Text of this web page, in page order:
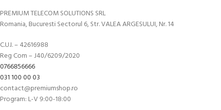
PREMIUM TELECOM SOLUTIONS SRL
Romania, Bucuresti Sectorul 6, Str. VALEA ARGESULUI, Nr. 14
C.U.I. – 42616988
Reg Com – J40/6209/2020
0766856666
031 100 00 03
contact@premiumshop.ro
Program: L-V 9:00-18:00